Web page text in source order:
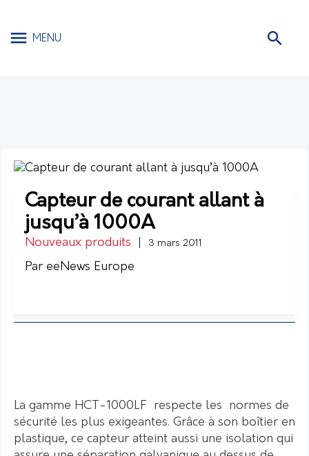
MENU
Capteur de courant allant à
jusqu’à 1000A
Nouveaux produits 3 mars 2011
Par eeNews Europe
La gamme HCT-1000LF respecte les normes de
sécurité les plus exigeantes. Grâce à son boîtier en
plastique, ce capteur atteint aussi une isolation qui